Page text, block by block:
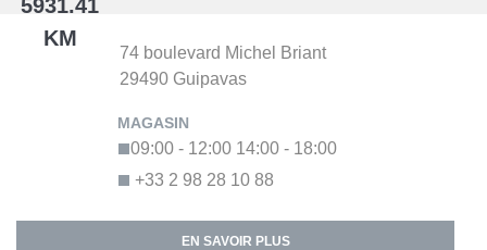
5931.41
KM
74 boulevard Michel Briant
29490 Guipavas
+33 2 98 28 10 88
09:00 - 12:00 14:00 - 18:00
EN SAVOIR PLUS